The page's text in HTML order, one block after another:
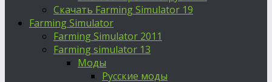
Скачать Farming Simulator 19
Farming Simulator
Farming Simulator 2011
Farming simulator 13
Моды
Русские моды